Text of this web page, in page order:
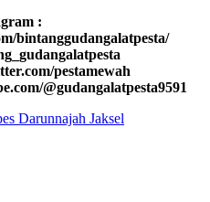
:
bintanggudangalatpesta/
pestamewah
@gudangalatpesta9591